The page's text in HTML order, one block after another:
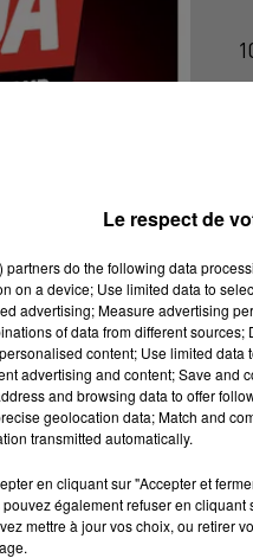
Le respect de
partnersdo the following data
on a device; Use limited data to
advertising; Measure advertising
of data from different
content; Use limited
advertising and content; Save and
and browsing data to offer
geolocation data; Match and
transmitted automatically.
en cliquant sur "Accepter et
pouvez également refuser en
mettre à jour vos choix, ou retirer